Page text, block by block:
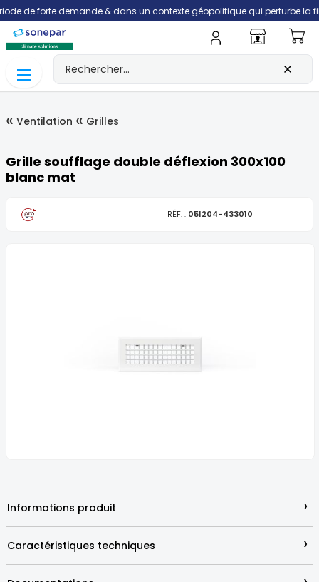
forte demande & dans un contexte géopolitique qui perturbe la
Ventilation Grilles
Grille soufflage double déflexion 300x100
blanc mat
RÉF. : 051204-433010
of
the
images
Informations produit ›
Caractéristiques techniques ›